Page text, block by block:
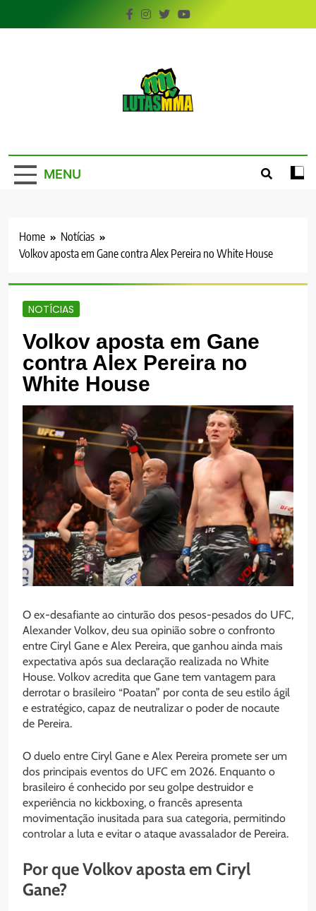
to
MENU
Home
Notícias
Volkov aposta em Gane contra Alex Pereira no White House
NOTÍCIAS
Volkov aposta em Gane
contra Alex Pereira no
White House
O ex-desafiante ao cinturão dos pesos-pesados do UFC,
Alexander Volkov, deu sua opinião sobre o confronto
entre Ciryl Gane e Alex Pereira, que ganhou ainda mais
expectativa após sua declaração realizada no White
House. Volkov acredita que Gane tem vantagem para
derrotar o brasileiro “Poatan” por conta de seu estilo ágil
e estratégico, capaz de neutralizar o poder de nocaute
de Pereira.
O duelo entre Ciryl Gane e Alex Pereira promete ser um
dos principais eventos do UFC em 2026. Enquanto o
brasileiro é conhecido por seu golpe destruidor e
experiência no kickboxing, o francês apresenta
movimentação inusitada para sua categoria, permitindo
controlar a luta e evitar o ataque avassalador de Pereira.
Por que Volkov aposta em Ciryl
Gane?